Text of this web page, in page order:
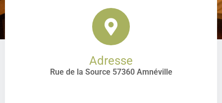
Adresse
Rue de la Source 57360 Amnéville